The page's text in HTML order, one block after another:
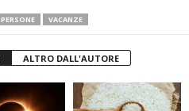
PERSONE VACANZE
ALTRO DALL'AUTORE